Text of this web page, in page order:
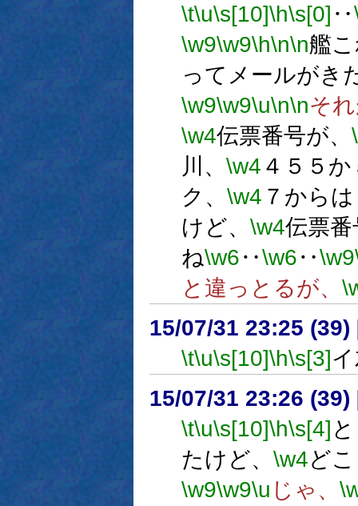
\t\u\s[10]\h\s[0] ‥
\w9\w9\h\n\n艦
ってメールがき
\w9\w9\u\n\nそ
\w4伝票番号が、
川、 \w4 ４５５
ク、 \w4 ７から
けど、 \w4伝票
ね\w6‥\w6‥\w9
と違っとるが、
15/07/31 23:25 (39)
\t\u\s[10]\h\s[3]
15/07/31 23:26 (39)
\t\u\s[10]\h\s[4]
たけど、 \w4ど
\w9\w9\u じゃ、